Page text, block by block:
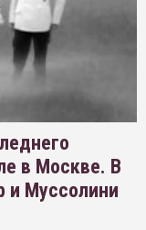
в Москве. В
и Муссолини